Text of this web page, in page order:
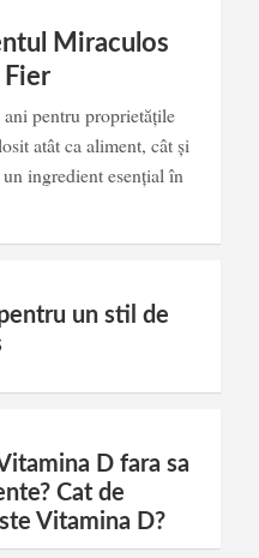
Miraculos
Fier
pentru proprietățile
atât ca aliment, cât și
ingredient esențial în
un stil de
D fara sa
Cat de
Vitamina D?